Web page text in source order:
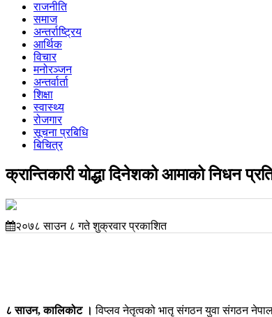
राजनीति
समाज
अन्तर्राष्ट्रिय
आर्थिक
विचार
मनोरञ्जन
अन्तर्वार्ता
शिक्षा
स्वास्थ्य
रोजगार
सूचना प्रबिधि
बिचित्र
क्रान्तिकारी योद्धा दिनेशको आमाको निधन
२०७८ साउन ८ गते शुक्रवार प्रकाशित
८ साउन, कालिकोट । विप्लव नेतृत्वको भातृ संगठन युवा संगठन